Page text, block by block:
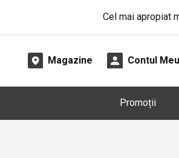
Cel mai apropiat
Magazine Contul Meu
Promoții